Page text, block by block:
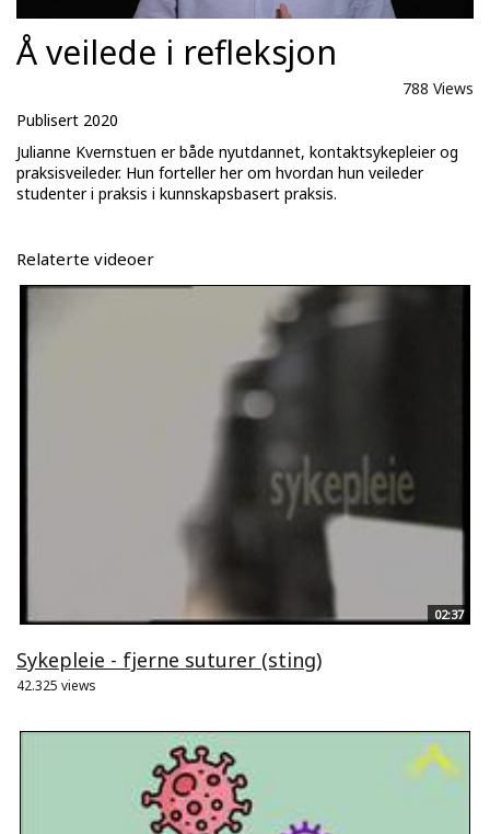
Å veilede i refleksjon
788 Views
Publisert 2020
Julianne Kvernstuen er både nyutdannet, kontaktsykepleier og
praksisveileder. Hun forteller her om hvordan hun veileder
studenter i praksis i kunnskapsbasert praksis.
Relaterte videoer
02:37
Sykepleie - fjerne suturer (sting)
42.325 views